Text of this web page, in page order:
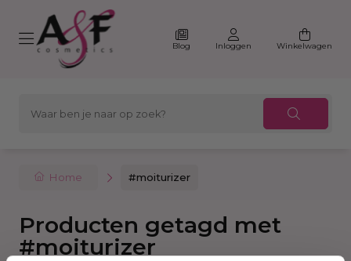
Blog Inloggen Winkelwagen
Home #moiturizer
Producten getagd met
#moiturizer